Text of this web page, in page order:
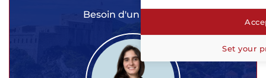
Besoin d'un conseil ?
Set your